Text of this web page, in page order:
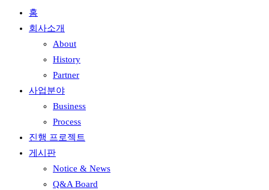
홈
회사소개
About
History
Partner
사업분야
Business
Process
진행 프로젝트
게시판
Notice & News
Q&A Board